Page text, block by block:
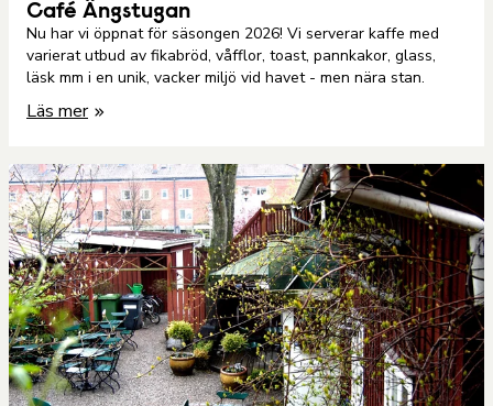
Café Ängstugan
Nu har vi öppnat för säsongen 2026! Vi serverar kaffe med
varierat utbud av fikabröd, våfflor, toast, pannkakor, glass,
läsk mm i en unik, vacker miljö vid havet - men nära stan.
Läs mer